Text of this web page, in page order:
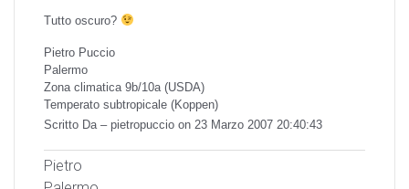
Tutto oscuro?
Pietro Puccio
Palermo
Zona climatica 9b/10a (USDA)
Temperato subtropicale (Koppen)
Scritto Da – pietropuccio on 23 Marzo 2007 20:40:43
Pietro